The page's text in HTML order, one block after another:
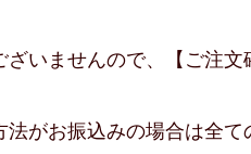
いませんので、【ご注
がお振込みの場合は全て